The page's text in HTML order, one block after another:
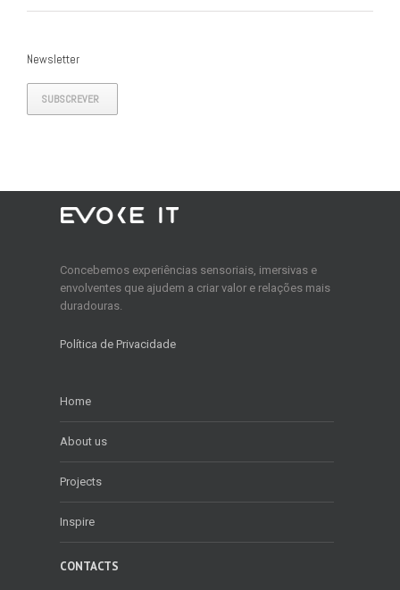
Newsletter
SUBSCREVER
Concebemos experiências sensoriais, imersivas e
envolventes que ajudem a criar valor e relações mais
duradouras.
Política de Privacidade
Home
About us
Projects
Inspire
CONTACTS